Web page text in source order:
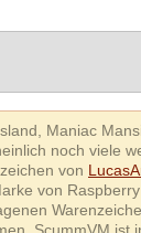
Maniac
noch viele
von
von